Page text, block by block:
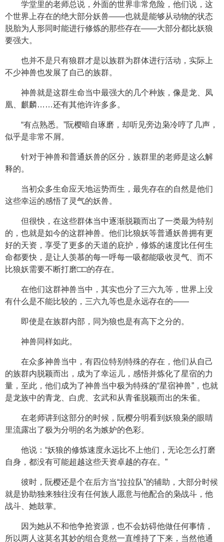
学堂里的老师总说，外面的世界非常危险，他们说，这
个世界上存在的绝大部分妖兽——也就是能够从动物的状态
脱胎为人形同时能进行修炼的那些存在——大部分都比妖狼
要强大。
也并不是只有狼群才是以族群为群体进行活动，实际上
不少神兽也发展了自己的族群。
神兽就是这群生命当中最强大的几个种族，像是龙、凤
凰、麒麟……还有其他许许多多。
“有点熟悉。”阮樱暗自琢磨，却听见旁边枭冷哼了几声，
似乎是非常不屑。
针对于神兽和普通妖兽的区分，族群里的老师是这么解
释的。
当初众多生命应天地运势而生，最先存在的自然是他们
这些幸运的感悟了灵气的妖兽。
但很快，在这些群体当中逐渐脱颖而出了一类最为特别
的，也就是如今的这群神兽。他们比狼妖等普通妖兽拥有更
好的天资，享受了更多的天道的庇护，修炼的速度比任何生
命都要快，是让人羡慕的每一呼每一吸都能吸收灵气、而不
比狼妖需要不断打磨□□的存在。
在他们这群神兽当中，其实也分了三六九等，世界上没
有什么是不能比较的，三六九等也是永远存在的——
即使是在族群内部，同为狼也是有高下之分的。
神兽同样如此。
在众多神兽当中，有四位特别特殊的存在，他们从自己
的族群内脱颖而出，成为了幸运儿，感悟并炼化了星宿的力
量，至此，他们成为了神兽当中极为特殊的“星宿神兽”，也就
是龙族中的青龙、白虎、玄武和从青雀脱颖而出的朱雀。
在老师讲到这部分的时候，阮樱分明看到妖狼枭的眼睛
里流露出了极为分明的名为嫉妒的色彩。
他说：“妖狼的修炼速度永远比不上他们，无论怎么打磨
自身，都没有可能超越这些天资卓越的存在。”
彼时，阮樱还是个在后方当“拉拉队”的辅助，大部分时候
就是协助独来独往没有任何族人愿意与他配合的枭战斗，他
战斗、她鼓掌。
因为她从不和他争抢资源，也不会妨碍他做任何事情，
所以两人这莫名其妙的组合竟然一直维持了下来，当然他通